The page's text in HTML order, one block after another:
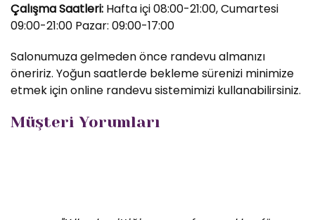
Çalışma Saatleri: Hafta içi 08:00-21:00, Cumartesi
09:00-21:00 Pazar: 09:00-17:00
Salonumuza gelmeden önce randevu almanızı
öneririz. Yoğun saatlerde bekleme sürenizi minimize
etmek için online randevu sistemimizi kullanabilirsiniz.
Müşteri Yorumları